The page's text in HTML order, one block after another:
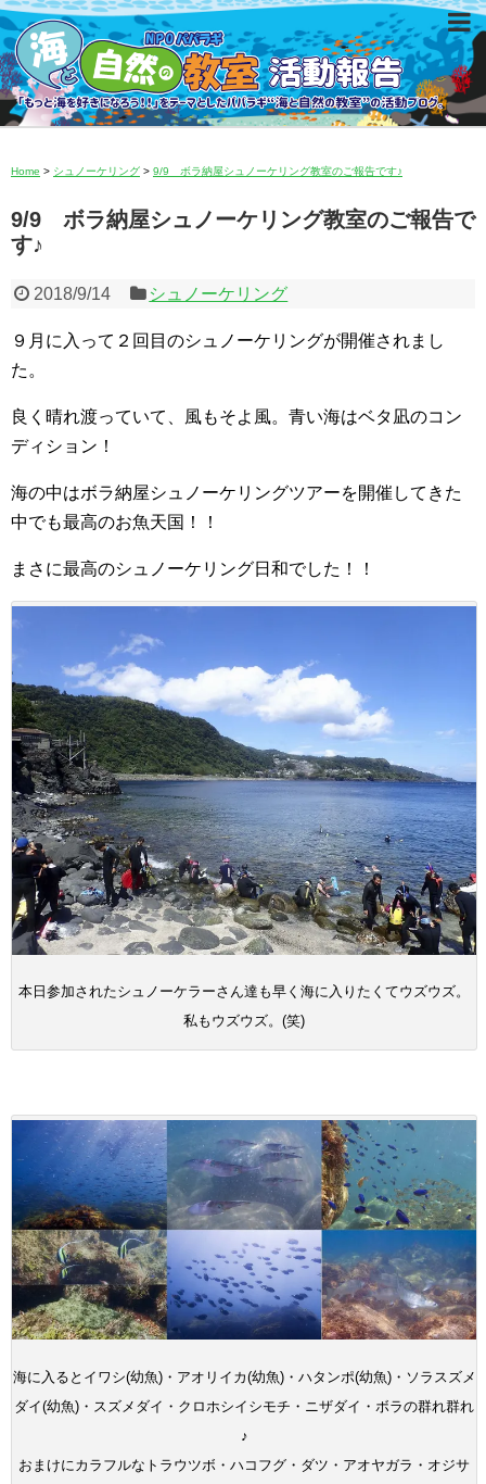
Home > シュノーケリング > 9/9 ボラ納屋シュノーケリング教室のご報告です♪
9/9 ボラ納屋シュノーケリング教室のご報告で
す♪
2018/9/14 シュノーケリング
９月に入って２回目のシュノーケリングが開催されまし
た。
良く晴れ渡っていて、風もそよ風。青い海はベタ凪のコン
ディション！
海の中はボラ納屋シュノーケリングツアーを開催してきた
中でも最高のお魚天国！！
まさに最高のシュノーケリング日和でした！！
本日参加されたシュノーケラーさん達も早く海に入りたくてウズウズ。
私もウズウズ。(笑)
海に入るとイワシ(幼魚)・アオリイカ(幼魚)・ハタンポ(幼魚)・ソラスズメ
ダイ(幼魚)・スズメダイ・クロホシイシモチ・ニザダイ・ボラの群れ群れ
♪
おまけにカラフルなトラウツボ・ハコフグ・ダツ・アオヤガラ・オジサ